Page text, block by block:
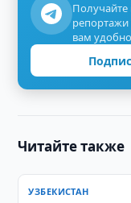
Получайте
репортажи
вам
Читайте также
УЗБЕКИСТАН